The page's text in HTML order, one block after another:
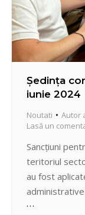
Ședința
iunie 2024
Noutati Autor
Lasă un
Sancțiuni
teritoriul
au fost
proceselor-